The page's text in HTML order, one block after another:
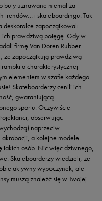
buty uznawane niemal za
trendów… i skateboardingu. Tak
deskorolce zapoczątkowali
ich prawdziwą potęgę. Gdy w
firmę Van Doren Rubber
że zapoczątkują prawdziwą
o charakterystycznej
elementem w szafie każdego
Skateboarderzy cenili ich
gwarantującą
sportu. Oczywiście
obserwując
naprzeciw
a kolejne modele
takich osób. Nic więc dziwnego,
Skateboarderzy wiedzieli, że
aktywny wypoczynek, ale
muszą znaleźć się w Twojej